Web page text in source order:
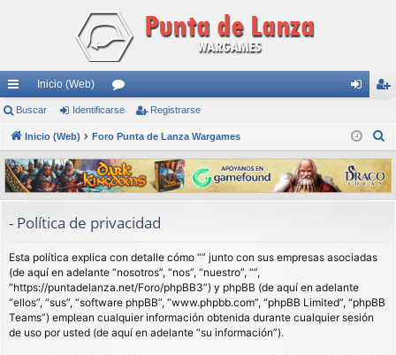
nl
ac
es
rá
s
Inicio (Web)
or
os nti
fic
ar
ist
ra
rs
Buscar Identificarse Registrarse
Inicio (Web) Foro Punta de Lanza Wargames
s
c
- Política de privacidad
Esta política explica con detalle cómo “” junto con sus empresas asociadas
(de aquí en adelante “nosotros”, “nos”, “nuestro”, “”,
“https://puntadelanza.net/Foro/phpBB3”) y phpBB (de aquí en adelante
“ellos”, “sus”, “software phpBB”, “www.phpbb.com”, “phpBB Limited”, “phpBB
Teams”) emplean cualquier información obtenida durante cualquier sesión
de uso por usted (de aquí en adelante “su información”).